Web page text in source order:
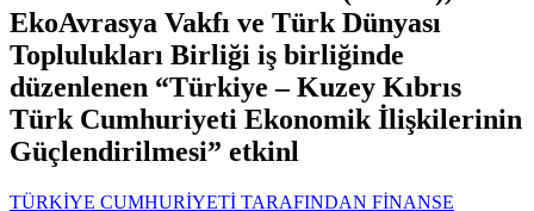
EkoAvrasya Vakfı ve Türk Dünyası
Toplulukları Birliği iş birliğinde
düzenlenen “Türkiye – Kuzey Kıbrıs
Türk Cumhuriyeti Ekonomik İlişkilerinin
Güçlendirilmesi” etkinl
TÜRKİYE CUMHURİYETİ TARAFINDAN FİNANSE